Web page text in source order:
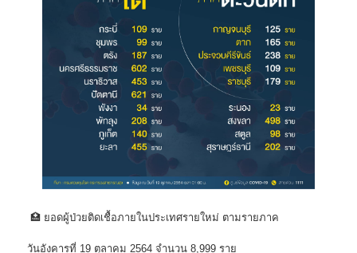
🏥 ยอดผู้ป่วยติดเชื้อภายในประเทศรายใหม่ ตามรายภาค
วันอังคารที่ 19 ตุลาคม 2564 จำนวน 8,999 ราย